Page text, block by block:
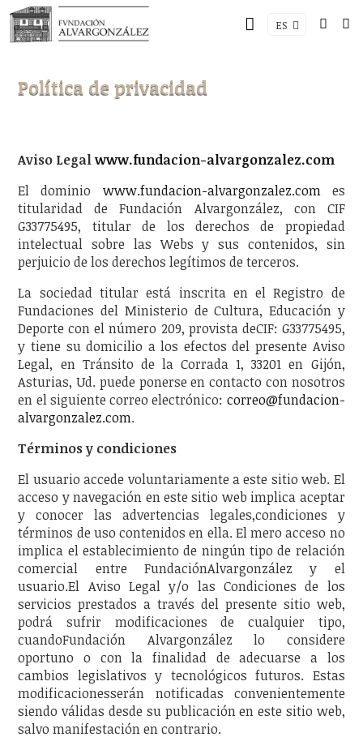
ES
Política de privacidad
Aviso Legalwww.fundacion-alvargonzalez.com
El dominio www.fundacion-alvargonzalez.comes
titularidad de Fundación Alvargonzález, con CIF
G33775495, titular de los derechos de propiedad
intelectual sobre las Webs y sus contenidos, sin
perjuicio de los derechos legítimos de terceros.
La sociedad titular está inscrita en el Registro de
Fundaciones del Ministerio de Cultura, Educación y
Deporte con el número 209, provista deCIF: G33775495,
y tiene su domicilio a los efectos del presente Aviso
Legal, en Tránsito de la Corrada 1, 33201 en Gijón,
Asturias, Ud. puede ponerse en contacto con nosotros
en el siguiente correo electrónico: correo@fundacion-
alvargonzalez.com.
Términos y condiciones
El usuario accede voluntariamente a este sitio web. El
acceso y navegación en este sitio web implica aceptar
y conocer las advertencias legales,condiciones y
términos de uso contenidos en ella. El mero acceso no
implica el establecimiento de ningún tipo de relación
comercial entre FundaciónAlvargonzález y el
usuario.El Aviso Legal y/o las Condiciones de los
servicios prestados a través del presente sitio web,
podrá sufrir modificaciones de cualquier tipo,
cuandoFundación Alvargonzález lo considere
oportuno o con la finalidad de adecuarse a los
cambios legislativos y tecnológicos futuros. Estas
modificacionesserán notificadas convenientemente
siendo válidas desde su publicación en este sitio web,
salvo manifestación en contrario.